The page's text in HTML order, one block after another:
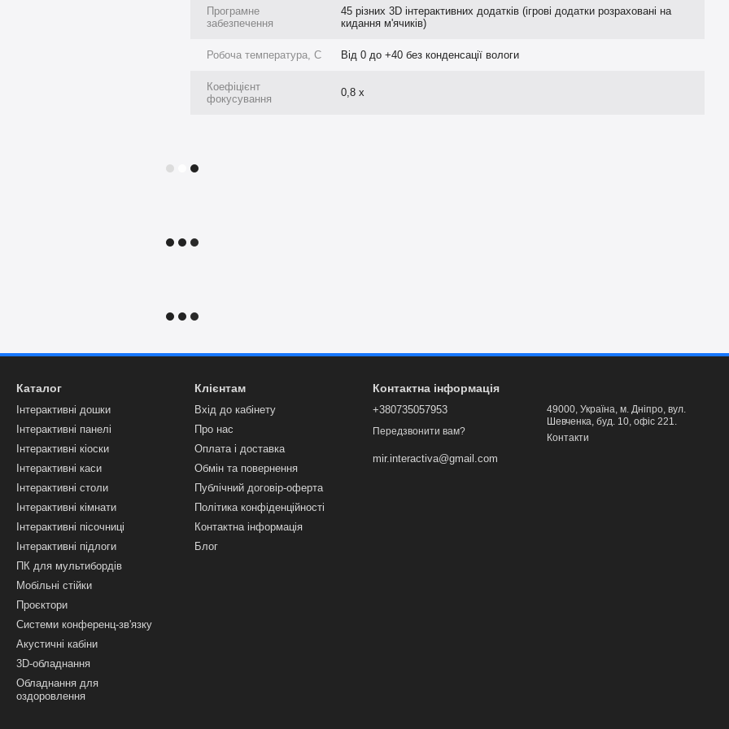
тощо.
рівною та міцною (це може
білою, без малюнка та
банер із МДФ чи фанери.
біла поверхня ефективно
яскравість і чіткість
та спотворювати кольори.
картинки та робить її
вікон. Будь-яке зовнішнє
тонами і насиченими
приміщення, де на
Програмне
забезпечення
45 різних 3D інтерактивних додатків (ігрові додатки розраховані на
кидання м'ячиків)
Робоча температура, C Від 0 до +40 без конденсації вологи
Коефіцієнт
фокусування
0,8 х
Каталог
Інтерактивні дошки
Інтерактивні панелі
Інтерактивні кіоски
Інтерактивні каси
Інтерактивні столи
Інтерактивні кімнати
Інтерактивні пісочниці
Інтерактивні підлоги
ПК для мультибордів
Мобільні стійки
Проєктори
Системи конференц-зв'язку
Акустичні кабіни
3D-обладнання
Обладнання для
оздоровлення
Клієнтам
Вхід до кабінету
Про нас
Оплата і доставка
Обмін та повернення
Публічний договір-оферта
Політика конфіденційності
Контактна інформація
Блог
Контактна інформація
+380735057953
Передзвонити вам?
mir.interactiva@gmail.com
49000, Україна, м. Дніпро, вул.
Шевченка, буд. 10, офіс 221.
Контакти